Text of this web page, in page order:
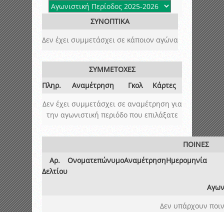
ΣΥΝΟΠΤΙΚΑ
Δεν έχει συμμετάσχει σε κάποιον αγώνα
ΣΥΜΜΕΤΟΧΕΣ
Πληρ.
Αναμέτρηση Γκολ
Κάρτες
Δεν έχει συμμετάσχει σε αναμέτρηση για
την αγωνιστική περιόδο που επιλάξατε
ΠΟΙΝΕΣ
Αρ.
Δελτίου
ΟνοματεπώνυμοΑναμέτρησηΗμερομηνία
Δεν υπάρχουν